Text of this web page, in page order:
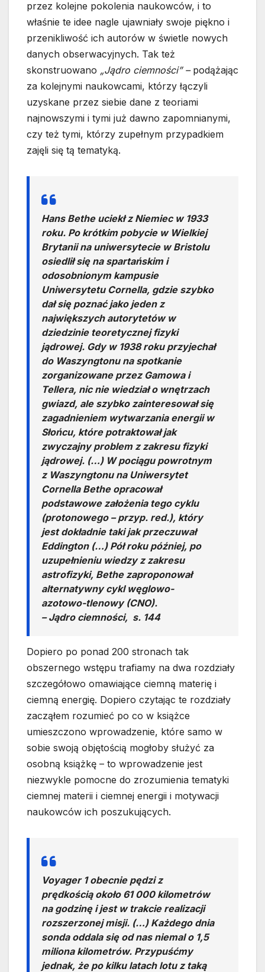
przez kolejne pokolenia naukowców, i to
właśnie te idee nagle ujawniały swoje piękno i
przenikliwość ich autorów w świetle nowych
danych obserwacyjnych. Tak też
skonstruowano „Jądro ciemności” – podążając
za kolejnymi naukowcami, którzy łączyli
uzyskane przez siebie dane z teoriami
najnowszymi i tymi już dawno zapomnianymi,
czy też tymi, którzy zupełnym przypadkiem
zajęli się tą tematyką.
Hans Bethe uciekł z Niemiec w 1933
roku. Po krótkim pobycie w Wielkiej
Brytanii na uniwersytecie w Bristolu
osiedlił się na spartańskim i
odosobnionym kampusie
Uniwersytetu Cornella, gdzie szybko
dał się poznać jako jeden z
największych autorytetów w
dziedzinie teoretycznej fizyki
jądrowej. Gdy w 1938 roku przyjechał
do Waszyngtonu na spotkanie
zorganizowane przez Gamowa i
Tellera, nic nie wiedział o wnętrzach
gwiazd, ale szybko zainteresował się
zagadnieniem wytwarzania energii w
Słońcu, które potraktował jak
zwyczajny problem z zakresu fizyki
jądrowej. (…) W pociągu powrotnym
z Waszyngtonu na Uniwersytet
Cornella Bethe opracował
podstawowe założenia tego cyklu
(protonowego – przyp. red.), który
jest dokładnie taki jak przeczuwał
Eddington (…) Pół roku później, po
uzupełnieniu wiedzy z zakresu
astrofizyki, Bethe zaproponował
alternatywny cykl węglowo-
azotowo-tlenowy (CNO).
– Jądro ciemności, s. 144
Dopiero po ponad 200 stronach tak
obszernego wstępu trafiamy na dwa rozdziały
szczegółowo omawiające ciemną materię i
ciemną energię. Dopiero czytając te rozdziały
zacząłem rozumieć po co w książce
umieszczono wprowadzenie, które samo w
sobie swoją objętością mogłoby służyć za
osobną książkę – to wprowadzenie jest
niezwykle pomocne do zrozumienia tematyki
ciemnej materii i ciemnej energii i motywacji
naukowców ich poszukujących.
Voyager 1 obecnie pędzi z
prędkością około 61 000 kilometrów
na godzinę i jest w trakcie realizacji
rozszerzonej misji. (…) Każdego dnia
sonda oddala się od nas niemal o 1,5
miliona kilometrów. Przypuśćmy
jednak, że po kilku latach lotu z taką